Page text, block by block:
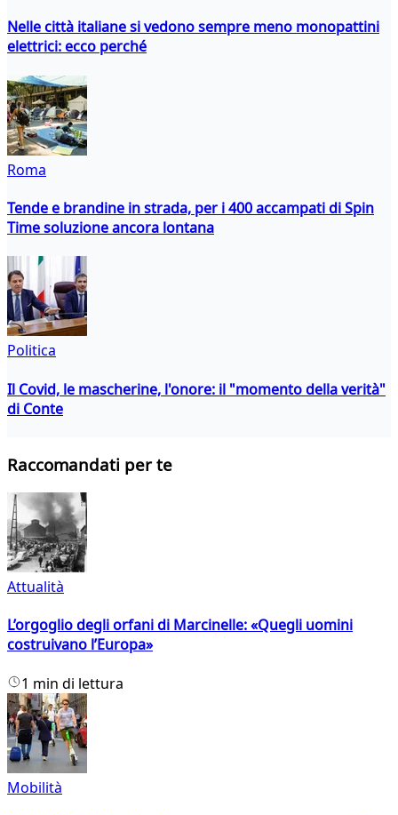
Nelle città italiane si vedono sempre meno monopattini
elettrici: ecco perché
Roma
Tende e brandine in strada, per i 400 accampati di Spin
Time soluzione ancora lontana
Politica
Il Covid, le mascherine, l'onore: il "momento della verità"
di Conte
Raccomandati per te
Attualità
L’orgoglio degli orfani di Marcinelle: «Quegli uomini
costruivano l’Europa»
1 min di lettura
Mobilità